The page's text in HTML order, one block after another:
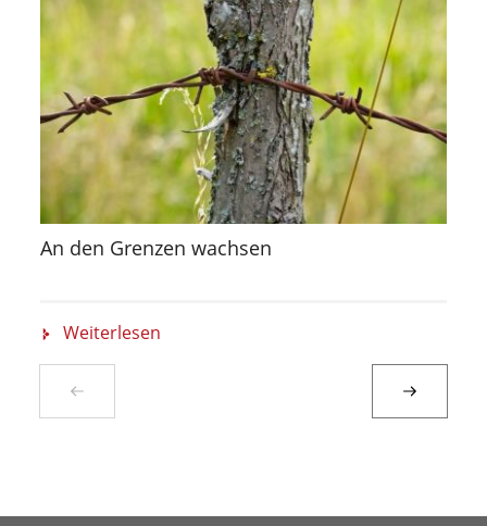
An den Grenzen wachsen
Weiterlesen